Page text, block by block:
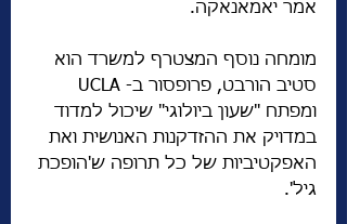
אמר יאמאנאקה.
מומחה נוסף המצטרף למשרד הוא
ומפתח "שעון ביולוגי" שיכול למדוד
במדויק את ההזדקנות האנושית ואת
האפקטיביות של כל תרופה ש'הופכת
גיל'.